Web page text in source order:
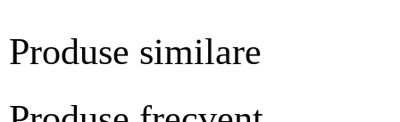
Produse similare